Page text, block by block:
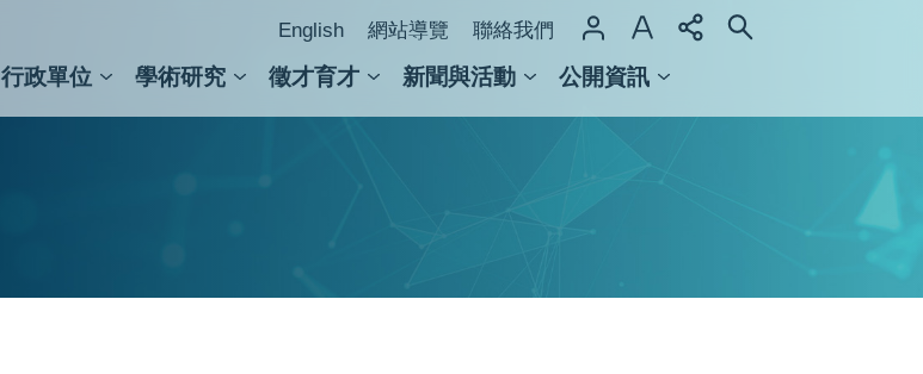
English 網站導覽 聯絡我們
行政單位 學術研究 徵才育才 新聞與活動 公開資訊